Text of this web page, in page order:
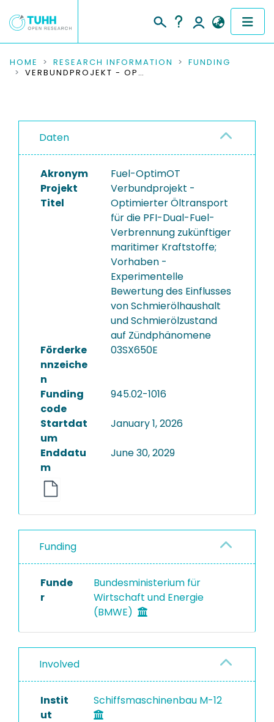
COMMUNITIES & COLLECTIONS
RESEARCH DATA
INSTITUTIONS
PROJECTS
HOME RESEARCH INFORMATION
FUNDING
VERBUNDPROJEKT - OPTIMIERTER ÖLTRANSPORT FÜR DIE PFI-DUAL-FUEL-VERBRENNUNG ZUKÜNFTIGER MARITIMER KRAFTSTOFFE; VORHABEN - EXPERIMENTELLE BEWERTUNG DES EINFLUSSES VON SCHMIERÖLHAUSHALT UND SCHMIERÖLZUSTAND AUF ZÜNDPHÄNOMENE
Daten
Akronym
Fuel-OptimOT
Projekt
Titel
Verbundprojekt -
Optimierter Öltransport
für die PFI-Dual-Fuel-
Verbrennung zukünftiger
maritimer Kraftstoffe;
Vorhaben -
Experimentelle
Bewertung des Einflusses
von Schmierölhaushalt
und Schmierölzustand
auf Zündphänomene
Förderke
nnzeiche
n
03SX650E
Funding
code
945.02-1016
Startdat
um
January 1, 2026
Enddatu
m
June 30, 2029
Funding
Funde
r
Bundesministerium für
Wirtschaft und Energie
(BMWE)
Involved
Instit
ut
Schiffsmaschinenbau M-12